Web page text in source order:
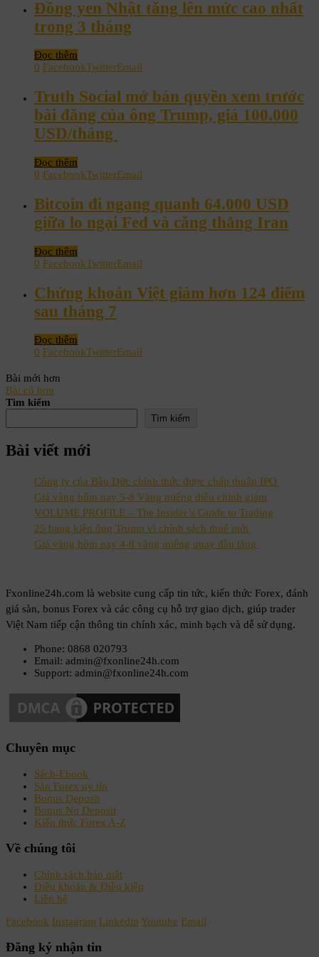
Đồng yen Nhật tăng lên mức cao nhất
trong 3 tháng
Đọc thêm
0 FacebookTwitterEmail
Truth Social mở bán quyền xem trước
bài đăng của ông Trump, giá 100.000
USD/tháng
Đọc thêm
0 FacebookTwitterEmail
Bitcoin đi ngang quanh 64.000 USD
giữa lo ngại Fed và căng thẳng Iran
Đọc thêm
0 FacebookTwitterEmail
Chứng khoán Việt giảm hơn 124 điểm
sau tháng 7
Đọc thêm
0 FacebookTwitterEmail
Bài mới hơn
Bài cũ hơn
Tìm kiếm
Tìm kiếm
Bài viết mới
Công ty của Bầu Đức chính thức được chấp thuận IPO
Giá vàng hôm nay 5-8 Vàng miếng điều chỉnh giảm
VOLUME PROFILE – The Insider’s Guide to Trading
25 bang kiện ông Trump vì chính sách thuế mới
Giá vàng hôm nay 4-8 vàng miếng quay đầu tăng
Fxonline24h.com là website cung cấp tin tức, kiến thức Forex, đánh
giá sàn, bonus Forex và các công cụ hỗ trợ giao dịch, giúp trader
Việt Nam tiếp cận thông tin chính xác, minh bạch và dễ sử dụng.
Phone: 0868 020793
Email: admin@fxonline24h.com
Support: admin@fxonline24h.com
Chuyên mục
Sách-Ebook
Sàn Forex uy tín
Bonus Deposit
Bonus No Deposit
Kiến thức Forex A-Z
Về chúng tôi
Chính sách bảo mật
Điều khoản & Điều kiện
Liên hệ
Facebook Instagram Linkedin Youtube Email
Đăng ký nhận tin